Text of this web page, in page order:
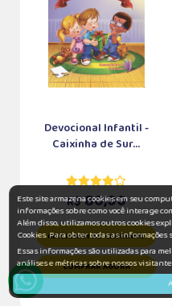
Devocional Infantil -
Caixinha de Sur...
R$80,00
ADICIONAR AO CARRINHO
COMPRAR AGORA
Este site armazena cookies em seu
informações sobre como você interage
Além disso, utilizamos outros cookies
Cookies. Para obter todas as informações
Essas informações são utilizadas para
análises e métricas sobre nossos